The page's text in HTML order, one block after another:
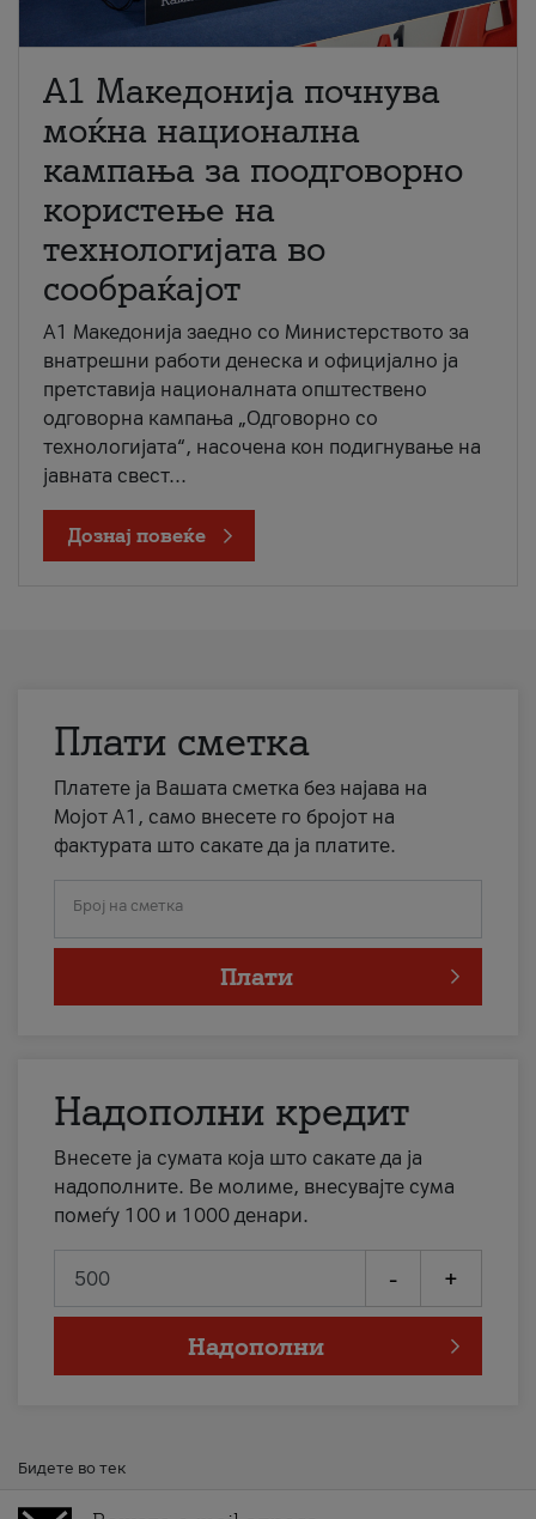
A1 Македонија почнува
моќна национална
кампања за поодговорно
користење на
технологијата во
сообраќајот
A1 Македонија заедно со Министерството за
внатрешни работи денеска и официјално ја
претставија националната општествено
одговорна кампања „Одговорно со
технологијата“, насочена кон подигнување на
јавната свест...
Дознај повеќе
Плати сметка
Платете ја Вашата сметка без најава на
Мојот А1, само внесете го бројот на
фактурата што сакате да ја платите.
Број на сметка
Плати
Надополни кредит
Внесете ја сумата која што сакате да ја
надополните. Ве молиме, внесувајте сума
помеѓу 100 и 1000 денари.
- +
Надополни
Бидете во тек